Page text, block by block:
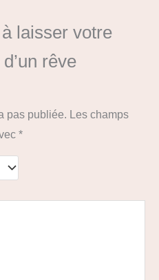
laisser votre
rêve
pas publiée. Les champs
*